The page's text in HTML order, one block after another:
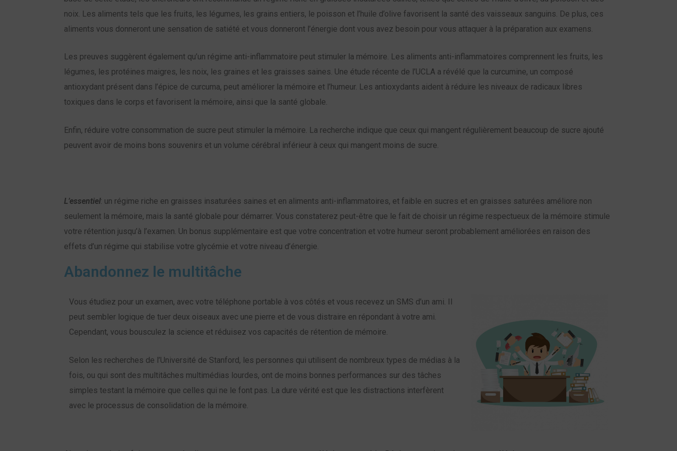
noix. Les aliments tels que les fruits, les légumes, les grains entiers, le poisson et l’huile d’olive favorisent la santé des vaisseaux sanguins. De plus, ces
aliments vous donneront une sensation de satiété et vous donneront l’énergie dont vous avez besoin pour vous attaquer à la préparation aux examens.
Les preuves suggèrent également qu’un régime anti-inflammatoire peut stimuler la mémoire. Les aliments anti-inflammatoires comprennent les fruits, les
légumes, les protéines maigres, les noix, les graines et les graisses saines. Une étude récente de l’UCLA a révélé que la curcumine, un composé
antioxydant présent dans l’épice de curcuma, peut améliorer la mémoire et l’humeur. Les antioxydants aident à réduire les niveaux de radicaux libres
toxiques dans le corps et favorisent la mémoire, ainsi que la santé globale.
Enfin, réduire votre consommation de sucre peut stimuler la mémoire. La recherche indique que ceux qui mangent régulièrement beaucoup de sucre ajouté
peuvent avoir de moins bons souvenirs et un volume cérébral inférieur à ceux qui mangent moins de sucre.
L’essentiel: un régime riche en graisses insaturées saines et en aliments anti-inflammatoires, et faible en sucres et en graisses saturées améliore non
seulement la mémoire, mais la santé globale pour démarrer. Vous constaterez peut-être que le fait de choisir un régime respectueux de la mémoire stimule
votre rétention jusqu’à l’examen. Un bonus supplémentaire est que votre concentration et votre humeur seront probablement améliorées en raison des
effets d’un régime qui stabilise votre glycémie et votre niveau d’énergie.
Abandonnez le multitâche
Vous étudiez pour un examen, avec votre téléphone portable à vos côtés et vous recevez un SMS d’un ami. Il
peut sembler logique de tuer deux oiseaux avec une pierre et de vous distraire en répondant à votre ami.
Cependant, vous bousculez la science et réduisez vos capacités de rétention de mémoire.
Selon les recherches de l’Université de Stanford, les personnes qui utilisent de nombreux types de médias à la
fois, ou qui sont des multitâches multimédias lourdes, ont de moins bonnes performances sur des tâches
simples testant la mémoire que celles qui ne le font pas. La dure vérité est que les distractions interfèrent
avec le processus de consolidation de la mémoire.